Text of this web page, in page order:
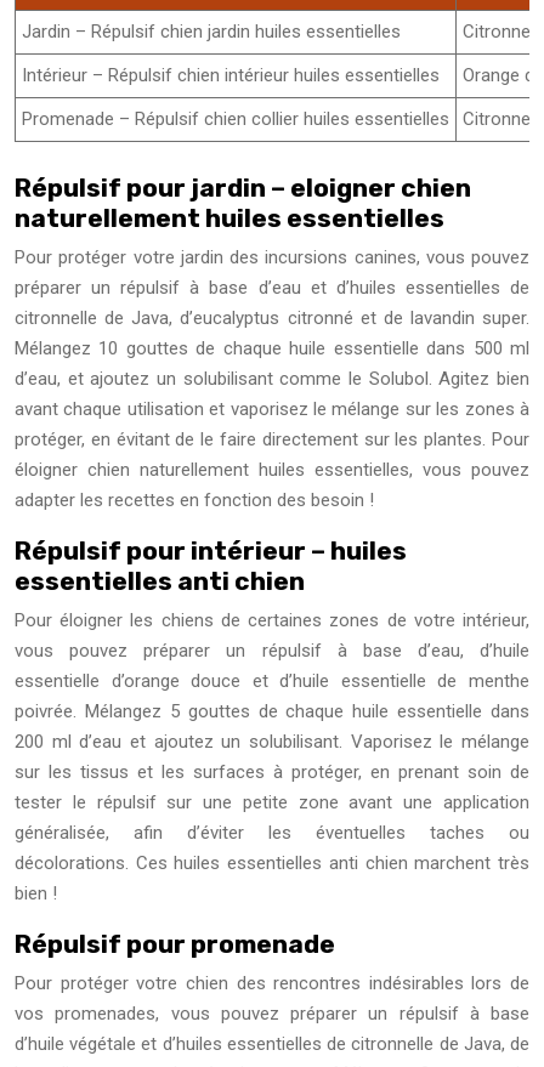
Jardin – Répulsif chien jardin huiles essentielles
Intérieur – Répulsif chien intérieur huiles essentielles
Orange
Promenade – Répulsif chien collier huiles essentielles
Répulsif pour jardin – eloigner chien
naturellement huiles essentielles
Pour protéger votre jardin des incursions canines, vous pouvez
préparer un répulsif à base d’eau et d’huiles essentielles de
citronnelle de Java, d’eucalyptus citronné et de lavandin super.
Mélangez 10 gouttes de chaque huile essentielle dans 500 ml
d’eau, et ajoutez un solubilisant comme le Solubol. Agitez bien
avant chaque utilisation et vaporisez le mélange sur les zones à
protéger, en évitant de le faire directement sur les plantes. Pour
éloigner chien naturellement huiles essentielles, vous pouvez
adapter les recettes en fonction des besoin !
Répulsif pour intérieur – huiles
essentielles anti chien
Pour éloigner les chiens de certaines zones de votre intérieur,
vous pouvez préparer un répulsif à base d’eau, d’huile
essentielle d’orange douce et d’huile essentielle de menthe
poivrée. Mélangez 5 gouttes de chaque huile essentielle dans
200 ml d’eau et ajoutez un solubilisant. Vaporisez le mélange
sur les tissus et les surfaces à protéger, en prenant soin de
tester le répulsif sur une petite zone avant une application
généralisée, afin d’éviter les éventuelles taches ou
décolorations. Ces huiles essentielles anti chien marchent très
bien !
Répulsif pour promenade
Pour protéger votre chien des rencontres indésirables lors de
vos promenades, vous pouvez préparer un répulsif à base
d’huile végétale et d’huiles essentielles de citronnelle de Java, de